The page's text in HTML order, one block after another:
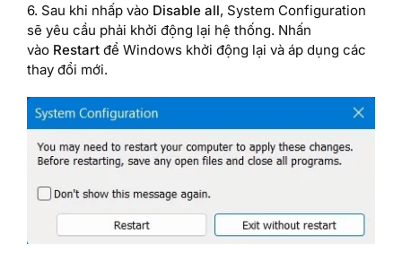
6. Sau khi nhấp vào Disable all, System Configuration
sẽ yêu cầu phải khởi động lại hệ thống. Nhấn
vào Restart để Windows khởi động lại và áp dụng các
thay đổi mới.